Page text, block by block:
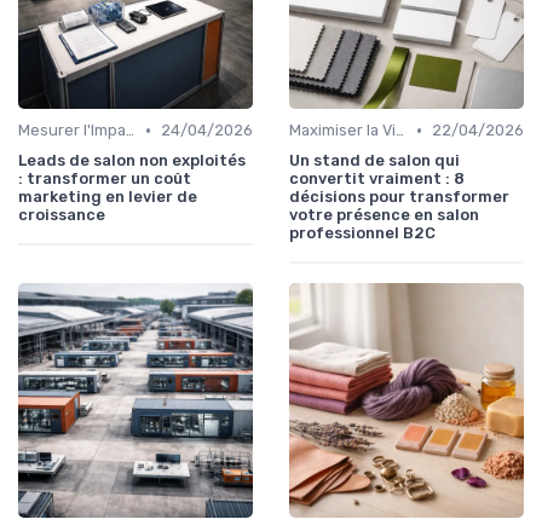
Mesurer l'Impact et le Retour sur Investissement •
24/04/2026
Leads de salon non exploités
: transformer un coût
marketing en levier de
croissance
Maximiser la Visibilité de Votre Stand •
22/04/2026
Un stand de salon qui
convertit vraiment : 8
décisions pour transformer
votre présence en salon
professionnel B2C